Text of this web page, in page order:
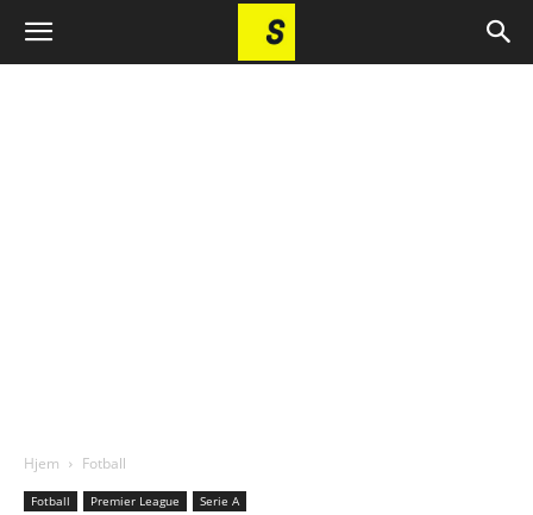
Hjem Fotball
Fotball Premier League Serie A